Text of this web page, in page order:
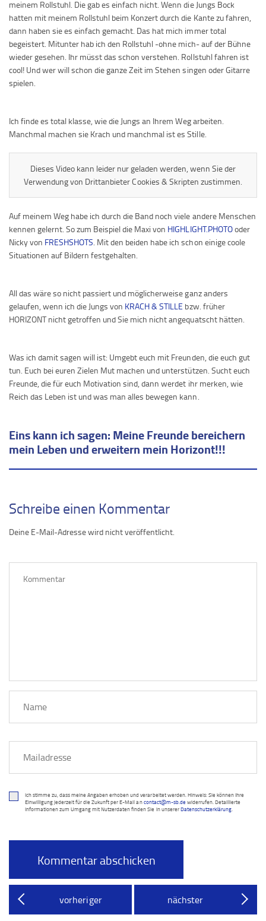
meinem Rollstuhl. Die gab es einfach nicht. Wenn die Jungs Bock
hatten mit meinem Rollstuhl beim Konzert durch die Kante zu fahren,
dann haben sie es einfach gemacht. Das hat mich immer total
begeistert. Mitunter hab ich den Rollstuhl -ohne mich- auf der Bühne
wieder gesehen. Ihr müsst das schon verstehen. Rollstuhl fahren ist
cool! Und wer will schon die ganze Zeit im Stehen singen oder Gitarre
spielen.
Ich finde es total klasse, wie die Jungs an Ihrem Weg arbeiten.
Manchmal machen sie Krach und manchmal ist es Stille.
Dieses Video kann leider nur geladen werden, wenn Sie der
Verwendung von Drittanbieter Cookies & Skripten zustimmen.
Auf meinem Weg habe ich durch die Band noch viele andere Menschen
kennen gelernt. So zum Beispiel die Maxi von HIGHLIGHT.PHOTOoder
Nicky von FRESHSHOTS . Mit den beiden habe ich schon einige coole
Situationen auf Bildern festgehalten.
All das wäre so nicht passiert und möglicherweise ganz anders
gelaufen, wenn ich die Jungs von KRACH & STILLE bzw. früher
HORIZONT nicht getroffen und Sie mich nicht angequatscht hätten.
Was ich damit sagen will ist: Umgebt euch mit Freunden, die euch gut
tun. Euch bei euren Zielen Mut machen und unterstützen. Sucht euch
Freunde, die für euch Motivation sind, dann werdet ihr merken, wie
Reich das Leben ist und was man alles bewegen kann.
Eins kann ich sagen: Meine Freunde bereichern
mein Leben und erweitern mein Horizont!!!
Schreibe einen Kommentar
Deine E-Mail-Adresse wird nicht veröffentlicht.
Ich stimme zu, dass meine Angaben erhoben und verarbeitet werden. Hinweis: Sie können Ihre
Einwilligung jederzeit für die Zukunft per E-Mail ancontact@m-sb.dewiderrufen. Detaillierte
Informationen zum Umgang mit Nutzerdaten finden Sie in unsererDatenschutzerklärung.
vorheriger nächster